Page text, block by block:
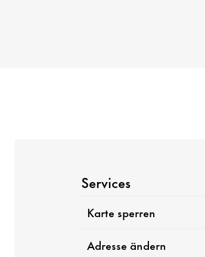
Services
Karte sperren
Adresse ändern